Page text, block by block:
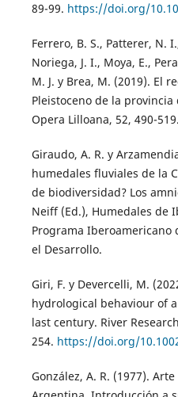
89-99. https://doi.org/
Ferrero, B. S., Patterer, N.
Noriega, J. I., Moya, E.,
M. J. y Brea, M. (2019). El
Pleistoceno de la
Opera Lilloana, 52, 490-519.
Giraudo, A. R. y
humedales fluviales de la
de biodiversidad? Los
Neiff (Ed.), Humedales de
Programa Iberoamericano
el Desarrollo.
Giri, F. y Devercelli, M.
hydrological behaviour of
last century. River
254. https://doi.org/
González, A. R. (1977).